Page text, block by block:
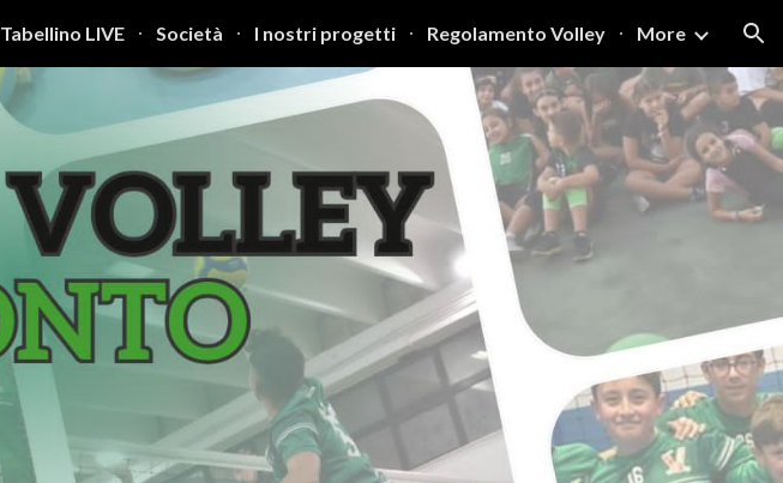
Skip to navigation
Tabellino LIVE Società I nostri progetti Regolamento Volley More